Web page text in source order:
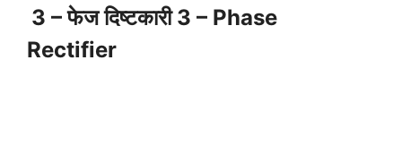
3 – फेज दिष्टकारी 3 – Phase
Rectifier